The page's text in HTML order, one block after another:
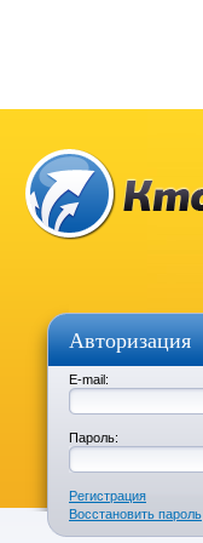
Авторизация
E-mail:
Пароль:
Регистрация
Восстановить пароль